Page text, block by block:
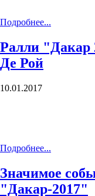
Подробнее...
Ралли "Дакар
Де Рой
10.01.2017
Подробнее...
Значимое
"Дакар-2017"